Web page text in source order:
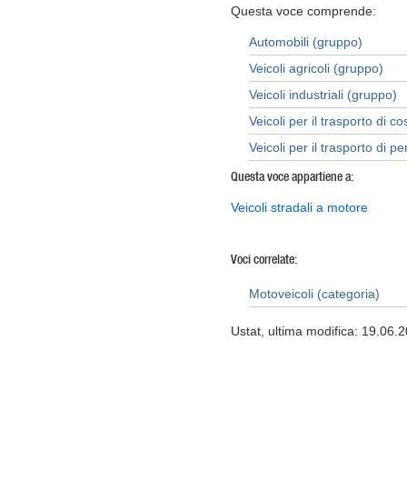
Questa voce comprende:
Automobili (gruppo)
Veicoli agricoli (gruppo)
Veicoli industriali (gruppo)
Veicoli per il trasporto di
Veicoli per il trasporto di
Questa voce appartiene a:
Veicoli stradali a motore
Voci correlate:
Motoveicoli (categoria)
Ustat, ultima modifica: